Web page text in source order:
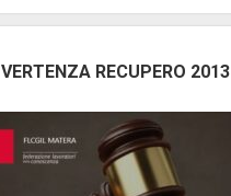
VERTENZA RECUPERO 2013